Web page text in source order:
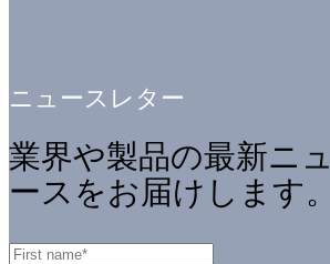
ニュースレター
業界や製品の最新ニュ
ースをお届けします。